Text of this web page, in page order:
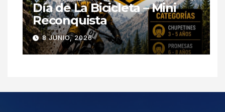
Día de La Bicicleta – Mini
Reconquista
8 JUNIO, 2026